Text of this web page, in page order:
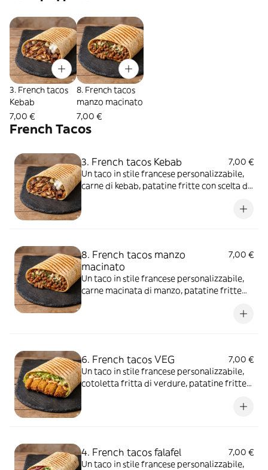
3. French tacos
Kebab
7,00 €
8. French tacos
manzo macinato
7,00 €
French Tacos
3. French tacos Kebab
7,00 €
Un taco in stile francese personalizzabile,
carne di kebab, patatine fritte con scelta di
8. French tacos manzo
macinato
7,00 €
Un taco in stile francese personalizzabile,
carne macinata di manzo, patatine fritte
6. French tacos VEG
7,00 €
Un taco in stile francese personalizzabile,
cotoletta fritta di verdure, patatine fritte
4. French tacos falafel
7,00 €
Un taco in stile francese personalizzabile,